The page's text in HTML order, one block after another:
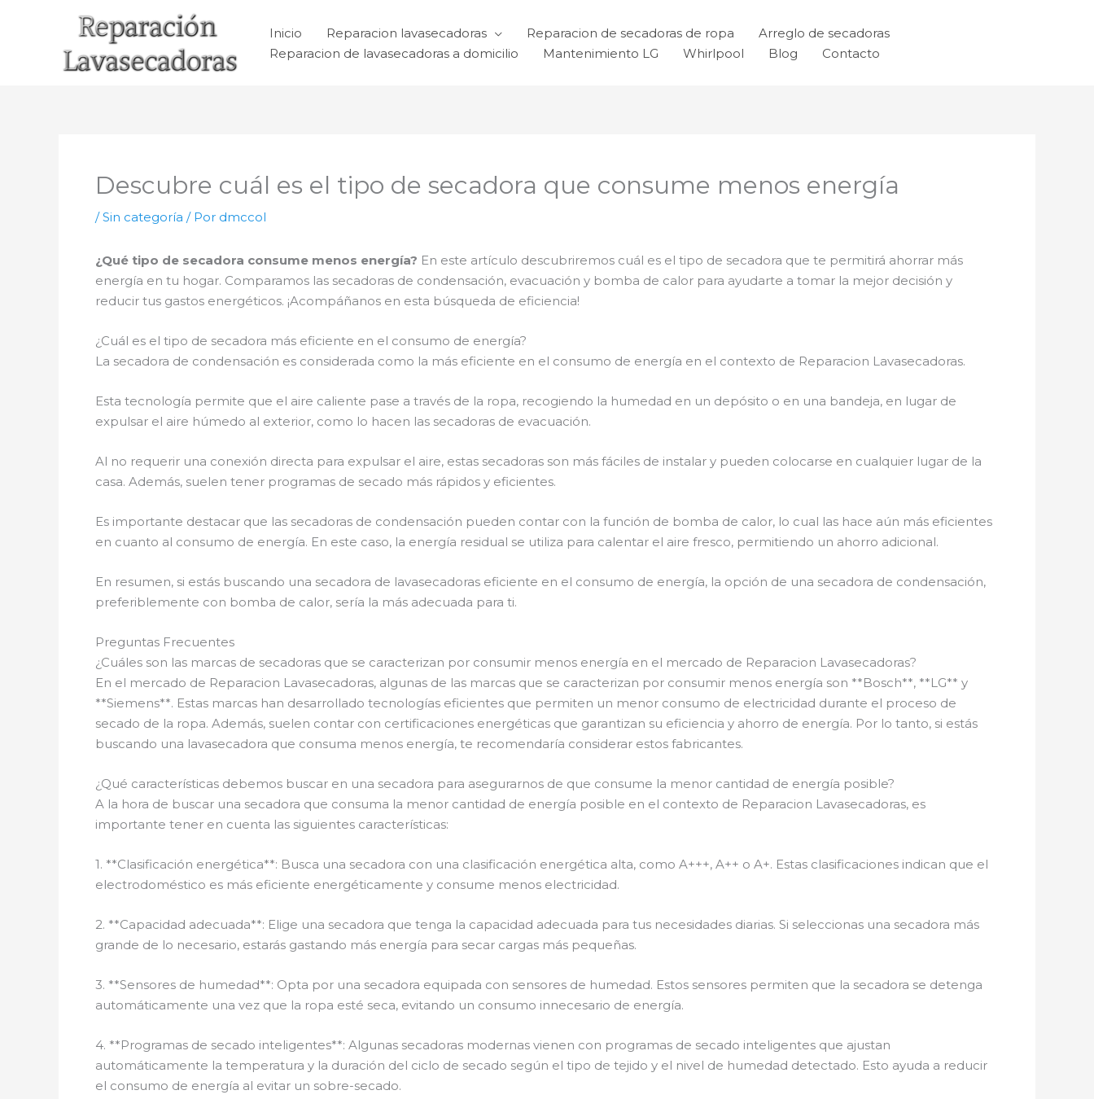
Inicio Reparacion lavasecadoras Reparacion de secadoras de ropa
Arreglo de secadoras
Reparacion de lavasecadoras a domicilio
Mantenimiento LG Whirlpool Blog Contacto
Descubre cuál es el tipo de secadora que consume menos energía
/Sin categoría / Por dmccol
¿Qué tipo de secadora consume menos energía? En este artículo descubriremos cuál es el tipo de secadora que te permitirá ahorrar más
energía en tu hogar. Comparamos las secadoras de condensación, evacuación y bomba de calor para ayudarte a tomar la mejor decisión y
reducir tus gastos energéticos. ¡Acompáñanos en esta búsqueda de eficiencia!
¿Cuál es el tipo de secadora más eficiente en el consumo de energía?
La secadora de condensación es considerada como la más eficiente en el consumo de energía en el contexto de Reparacion Lavasecadoras.
Esta tecnología permite que el aire caliente pase a través de la ropa, recogiendo la humedad en un depósito o en una bandeja, en lugar de
expulsar el aire húmedo al exterior, como lo hacen las secadoras de evacuación.
Al no requerir una conexión directa para expulsar el aire, estas secadoras son más fáciles de instalar y pueden colocarse en cualquier lugar de la
casa. Además, suelen tener programas de secado más rápidos y eficientes.
Es importante destacar que las secadoras de condensación pueden contar con la función de bomba de calor, lo cual las hace aún más eficientes
en cuanto al consumo de energía. En este caso, la energía residual se utiliza para calentar el aire fresco, permitiendo un ahorro adicional.
En resumen, si estás buscando una secadora de lavasecadoras eficiente en el consumo de energía, la opción de una secadora de condensación,
preferiblemente con bomba de calor, sería la más adecuada para ti.
Preguntas Frecuentes
¿Cuáles son las marcas de secadoras que se caracterizan por consumir menos energía en el mercado de Reparacion Lavasecadoras?
En el mercado de Reparacion Lavasecadoras, algunas de las marcas que se caracterizan por consumir menos energía son **Bosch**, **LG** y
**Siemens**. Estas marcas han desarrollado tecnologías eficientes que permiten un menor consumo de electricidad durante el proceso de
secado de la ropa. Además, suelen contar con certificaciones energéticas que garantizan su eficiencia y ahorro de energía. Por lo tanto, si estás
buscando una lavasecadora que consuma menos energía, te recomendaría considerar estos fabricantes.
¿Qué características debemos buscar en una secadora para asegurarnos de que consume la menor cantidad de energía posible?
A la hora de buscar una secadora que consuma la menor cantidad de energía posible en el contexto de Reparacion Lavasecadoras, es
importante tener en cuenta las siguientes características:
1. **Clasificación energética**: Busca una secadora con una clasificación energética alta, como A+++, A++ o A+. Estas clasificaciones indican que el
electrodoméstico es más eficiente energéticamente y consume menos electricidad.
2. **Capacidad adecuada**: Elige una secadora que tenga la capacidad adecuada para tus necesidades diarias. Si seleccionas una secadora más
grande de lo necesario, estarás gastando más energía para secar cargas más pequeñas.
3. **Sensores de humedad**: Opta por una secadora equipada con sensores de humedad. Estos sensores permiten que la secadora se detenga
automáticamente una vez que la ropa esté seca, evitando un consumo innecesario de energía.
4. **Programas de secado inteligentes**: Algunas secadoras modernas vienen con programas de secado inteligentes que ajustan
automáticamente la temperatura y la duración del ciclo de secado según el tipo de tejido y el nivel de humedad detectado. Esto ayuda a reducir
el consumo de energía al evitar un sobre-secado.